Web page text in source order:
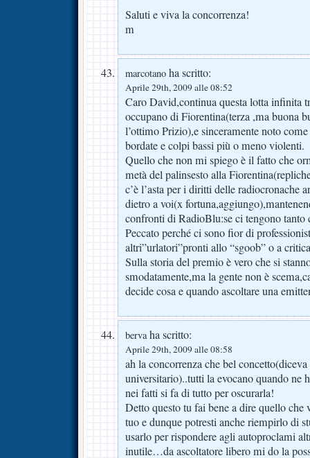
Saluti e viva la concorrenza!
m
marcotano ha scritto:
Aprile 29th, 2009 alle 08:52
Caro David,continua questa lotta infinita
occupano di Fiorentina(terza ,ma buona
l’ottimo Prizio),e sinceramente noto
bordate e colpi bassi più o meno violenti.
Quello che non mi spiego è il fatto che
metà del palinsesto alla
c’è l’asta per i diritti delle radiocronache
dietro a voi(x
confronti di RadioBlu:se ci tengono tanto
Peccato perché ci sono fior di
altri”urlatori”pronti allo “sgoob” o a
Sulla storia del premio è vero che si
smodatamente,ma la gente non è
decide cosa e quando ascoltare una
bervaha scritto:
Aprile 29th, 2009 alle 08:58
ah la concorrenza che bel
universitario)..tutti la evocano quando ne
nei fatti si fa di tutto per oscurarla!
Detto questo tu fai bene a dire quello
tuo e dunque potresti anche riempirlo di
usarlo per rispondere agli autoproclami
inutile…da ascoltatore libero mi do la